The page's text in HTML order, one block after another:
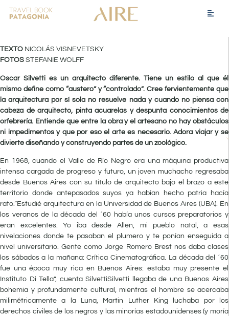
TEXTO NICOLÁS VISNEVETSKY
FOTOS STEFANIE WOLFF
Oscar Silvetti es un arquitecto diferente. Tiene un estilo al que él
mismo define como “austero” y “controlado”. Cree fervientemente que
la arquitectura por sí sola no resuelve nada y cuando no piensa con
cabeza de arquitecto, pinta acuarelas y despunta conocimientos de
orfebrería. Entiende que entre la obra y el artesano no hay obstáculos
ni impedimentos y que por eso el arte es necesario. Adora viajar y se
divierte diseñando y construyendo partes de un zoológico.
En 1968, cuando el Valle de Río Negro era una máquina productiva
intensa cargada de progreso y futuro, un joven muchacho regresaba
desde Buenos Aires con su título de arquitecto bajo el brazo a este
territorio donde antepasados suyos ya habían hecho patria hacía
rato.“Estudié arquitectura en la Universidad de Buenos Aires (UBA). En
los veranos de la década del ´60 había unos cursos preparatorios y
eran excelentes. Yo iba desde Allen, mi pueblo natal, a esas
nivelaciones donde te pasaban el plumero y te ponían enseguida a
nivel universitario. Gente como Jorge Romero Brest nos daba clases
los sábados a la mañana: Crítica Cinematográfica. La década del ´60
fue una época muy rica en Buenos Aires: estaba muy presente el
Instituto Di Tella”, cuenta SilvettiSilvetti llegaba de una Buenos Aires
bohemia y profundamente cultural, mientras el hombre se acercaba
milimétricamente a la Luna, Martin Luther King luchaba por los
derechos civiles de los negros y las minorías estadounidenses (y moría